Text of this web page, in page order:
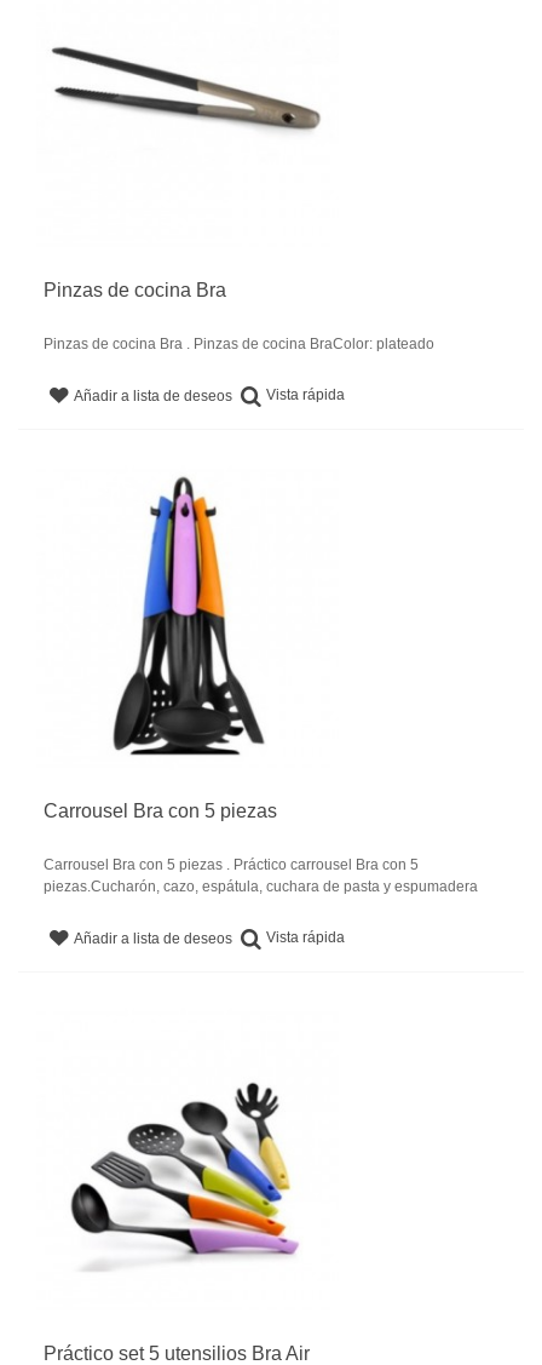
Pinzas de cocina Bra
Pinzas de cocina Bra . Pinzas de cocina BraColor: plateado
Añadir a lista de deseos Vista rápida
Carrousel Bra con 5 piezas
Carrousel Bra con 5 piezas . Práctico carrousel Bra con 5
piezas.Cucharón, cazo, espátula, cuchara de pasta y espumadera
Añadir a lista de deseos Vista rápida
Práctico set 5 utensilios Bra Air